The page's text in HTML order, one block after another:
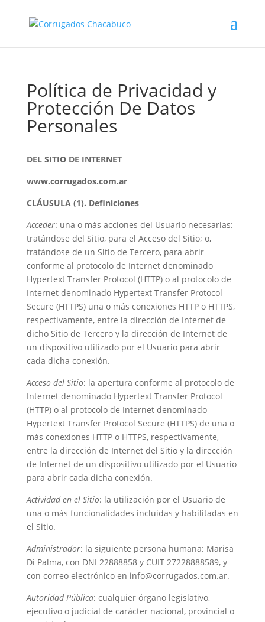
Política de Privacidad y
Protección De Datos
Personales
DEL SITIO DE INTERNET
www.corrugados.com.ar
CLÁUSULA (1). Definiciones
Acceder: una o más acciones del Usuario necesarias:
tratándose del Sitio, para el Acceso del Sitio; o,
tratándose de un Sitio de Tercero, para abrir
conforme al protocolo de Internet denominado
Hypertext Transfer Protocol (HTTP) o al protocolo de
Internet denominado Hypertext Transfer Protocol
Secure (HTTPS) una o más conexiones HTTP o HTTPS,
respectivamente, entre la dirección de Internet de
dicho Sitio de Tercero y la dirección de Internet de
un dispositivo utilizado por el Usuario para abrir
cada dicha conexión.
Acceso del Sitio: la apertura conforme al protocolo de
Internet denominado Hypertext Transfer Protocol
(HTTP) o al protocolo de Internet denominado
Hypertext Transfer Protocol Secure (HTTPS) de una o
más conexiones HTTP o HTTPS, respectivamente,
entre la dirección de Internet del Sitio y la dirección
de Internet de un dispositivo utilizado por el Usuario
para abrir cada dicha conexión.
Actividad en el Sitio: la utilización por el Usuario de
una o más funcionalidades incluidas y habilitadas en
el Sitio.
Administrador: la siguiente persona humana: Marisa
Di Palma, con DNI 22888858 y CUIT 27228888589, y
con correo electrónico en info@corrugados.com.ar.
Autoridad Pública: cualquier órgano legislativo,
ejecutivo o judicial de carácter nacional, provincial o